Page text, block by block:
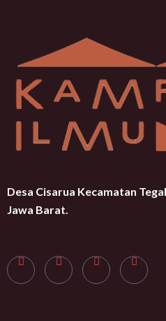
Desa Cisarua Kecamatan
Jawa Barat.